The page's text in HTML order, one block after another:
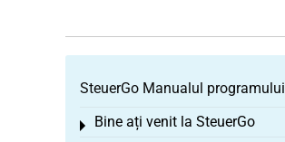
SteuerGo Manualul
Bine ați venit la SteuerGo
Toggle menu